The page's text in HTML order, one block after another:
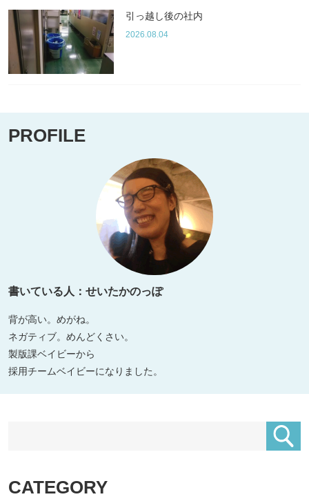
引っ越し後の社内
2026.08.04
PROFILE
書いている人：せいたかのっぽ
背が高い。めがね。
ネガティブ。めんどくさい。
製版課ベイビーから
採用チームベイビーになりました。
CATEGORY